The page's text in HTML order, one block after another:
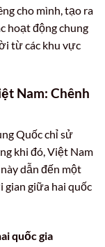
cho mình, tạo ra
hoạt động chung
từ các khu vực
Nam: Chênh
Quốc chỉ sử
khi đó, Việt Nam
dẫn đến một
gian giữa hai quốc
quốc gia